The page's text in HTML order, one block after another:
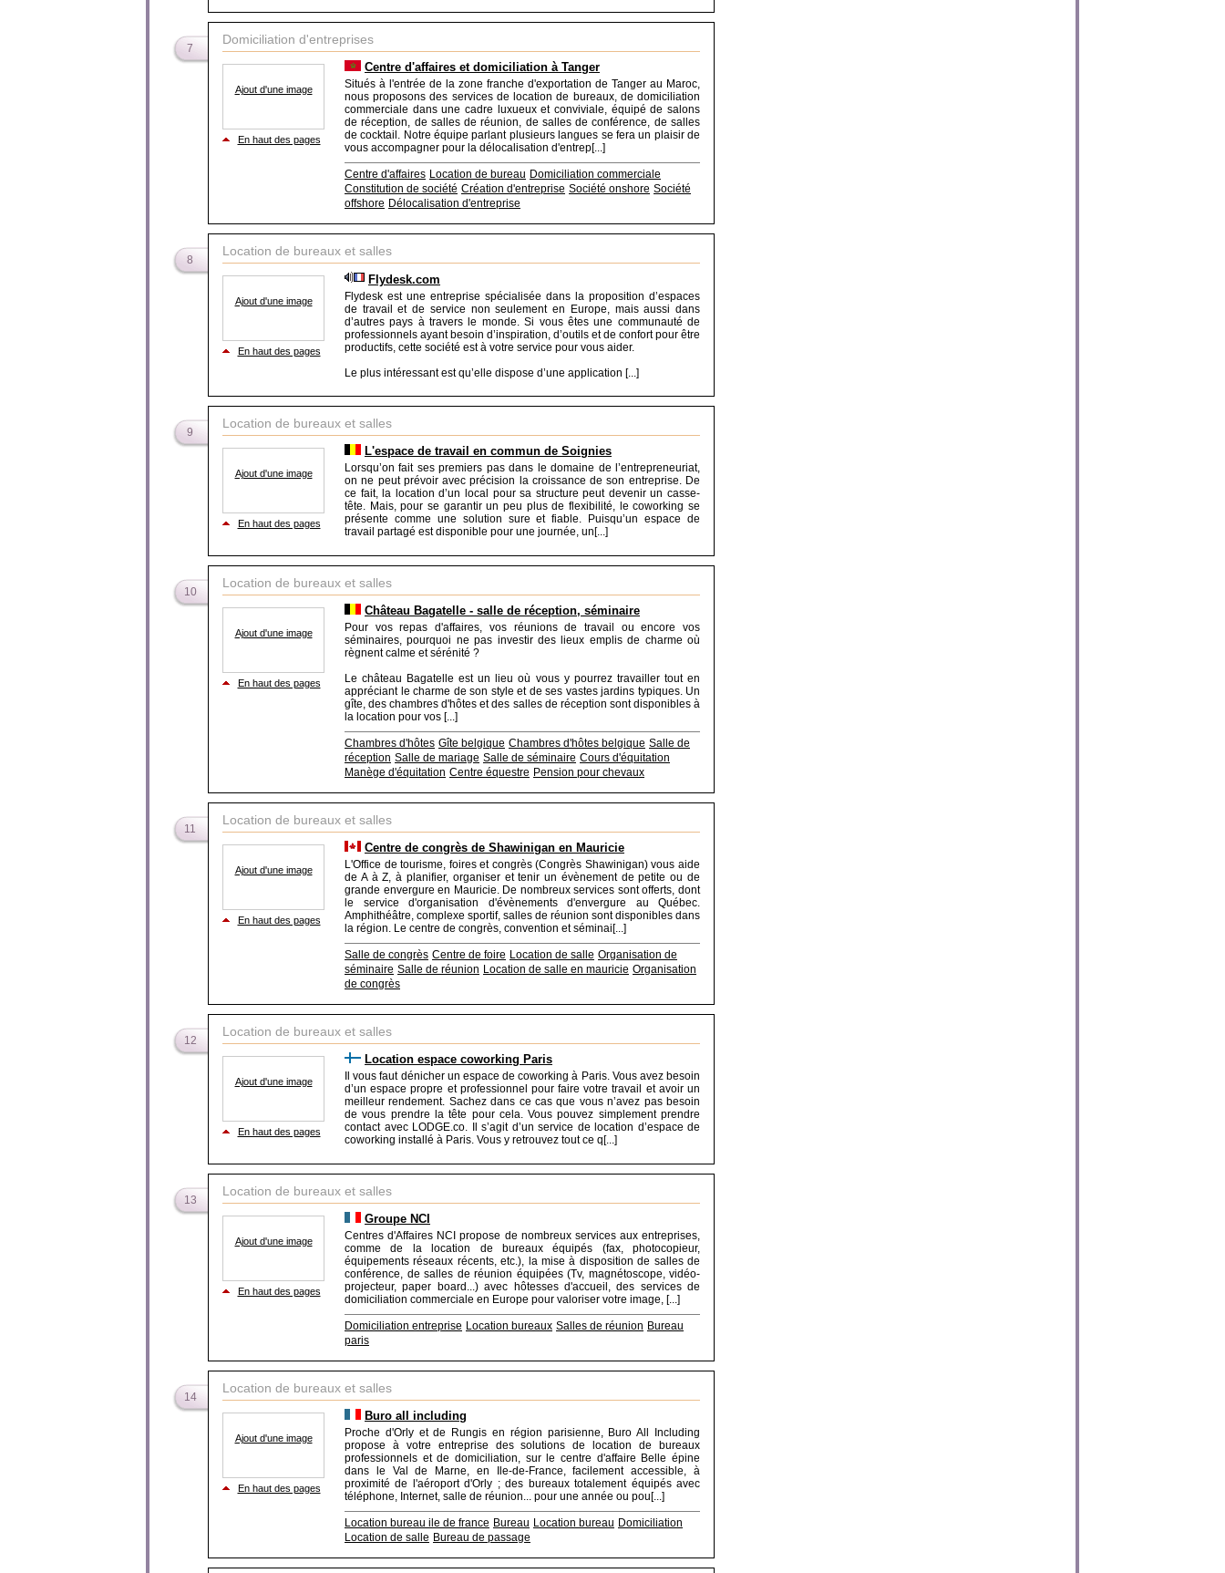
7
Domiciliation d'entreprises
Ajout d'une image
En haut des pages
Centre d'affaires et domiciliation à Tanger
Situés à l'entrée de la zone franche d'exportation de Tanger au Maroc,
nous proposons des services de location de bureaux, de domiciliation
commerciale dans une cadre luxueux et conviviale, équipé de salons
de réception, de salles de réunion, de salles de conférence, de salles
de cocktail. Notre équipe parlant plusieurs langues se fera un plaisir de
vous accompagner pour la délocalisation d'entrep[...]
Centre d'affaires Location de bureau Domiciliation commerciale
Constitution de société Création d'entreprise Société onshore Société
offshore Délocalisation d'entreprise
8
Location de bureaux et salles
Ajout d'une image
En haut des pages
Flydesk.com
Flydesk est une entreprise spécialisée dans la proposition d’espaces
de travail et de service non seulement en Europe, mais aussi dans
d’autres pays à travers le monde. Si vous êtes une communauté de
professionnels ayant besoin d’inspiration, d’outils et de confort pour être
productifs, cette société est à votre service pour vous aider.
Le plus intéressant est qu’elle dispose d’une application [...]
9
Location de bureaux et salles
Ajout d'une image
En haut des pages
L'espace de travail en commun de Soignies
Lorsqu’on fait ses premiers pas dans le domaine de l’entrepreneuriat,
on ne peut prévoir avec précision la croissance de son entreprise. De
ce fait, la location d’un local pour sa structure peut devenir un casse-
tête. Mais, pour se garantir un peu plus de flexibilité, le coworking se
présente comme une solution sure et fiable. Puisqu’un espace de
travail partagé est disponible pour une journée, un[...]
10
Location de bureaux et salles
Ajout d'une image
En haut des pages
Château Bagatelle - salle de réception, séminaire
Pour vos repas d'affaires, vos réunions de travail ou encore vos
séminaires, pourquoi ne pas investir des lieux emplis de charme où
règnent calme et sérénité ?
Le château Bagatelle est un lieu où vous y pourrez travailler tout en
appréciant le charme de son style et de ses vastes jardins typiques. Un
gîte, des chambres d'hôtes et des salles de réception sont disponibles à
la location pour vos [...]
Chambres d'hôtes Gîte belgique Chambres d'hôtes belgique Salle de
réception Salle de mariage Salle de séminaire Cours d'équitation
Manège d'équitation Centre équestre Pension pour chevaux
11
Location de bureaux et salles
Ajout d'une image
En haut des pages
Centre de congrès de Shawinigan en Mauricie
L'Office de tourisme, foires et congrès (Congrès Shawinigan) vous aide
de A à Z, à planifier, organiser et tenir un évènement de petite ou de
grande envergure en Mauricie. De nombreux services sont offerts, dont
le service d'organisation d'évènements d'envergure au Québec.
Amphithéâtre, complexe sportif, salles de réunion sont disponibles dans
la région. Le centre de congrès, convention et séminai[...]
Salle de congrès Centre de foire Location de salle Organisation de
séminaire Salle de réunion Location de salle en mauricie Organisation
de congrès
12
Location de bureaux et salles
Ajout d'une image
En haut des pages
Location espace coworking Paris
Il vous faut dénicher un espace de coworking à Paris. Vous avez besoin
d’un espace propre et professionnel pour faire votre travail et avoir un
meilleur rendement. Sachez dans ce cas que vous n’avez pas besoin
de vous prendre la tête pour cela. Vous pouvez simplement prendre
contact avec LODGE.co. Il s’agit d’un service de location d’espace de
coworking installé à Paris. Vous y retrouvez tout ce q[...]
13
Location de bureaux et salles
Ajout d'une image
En haut des pages
Groupe NCI
Centres d'Affaires NCI propose de nombreux services aux entreprises,
comme de la location de bureaux équipés (fax, photocopieur,
équipements réseaux récents, etc.), la mise à disposition de salles de
conférence, de salles de réunion équipées (Tv, magnétoscope, vidéo-
projecteur, paper board...) avec hôtesses d'accueil, des services de
domiciliation commerciale en Europe pour valoriser votre image, [...]
Domiciliation entreprise Location bureaux Salles de réunion Bureau
paris
14
Location de bureaux et salles
Ajout d'une image
En haut des pages
Buro all including
Proche d'Orly et de Rungis en région parisienne, Buro All Including
propose à votre entreprise des solutions de location de bureaux
professionnels et de domiciliation, sur le centre d'affaire Belle épine
dans le Val de Marne, en Ile-de-France, facilement accessible, à
proximité de l'aéroport d'Orly ; des bureaux totalement équipés avec
téléphone, Internet, salle de réunion... pour une année ou pou[...]
Location bureau ile de france Bureau Location bureau Domiciliation
Location de salle Bureau de passage